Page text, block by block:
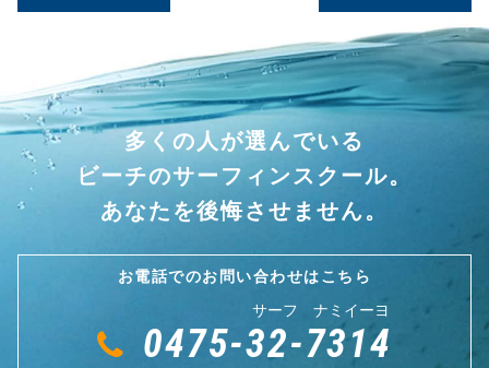
多くの人が選んでいる
ビーチのサーフィンスクール。
あなたを後悔させません。
お電話でのお問い合わせはこちら
サーフ ナミイーヨ
0475-32-7314